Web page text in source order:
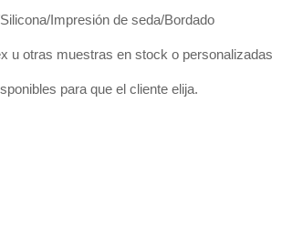
Impresión de seda/Bordado
u otras muestras en stock o personalizadas
para que el cliente elija.